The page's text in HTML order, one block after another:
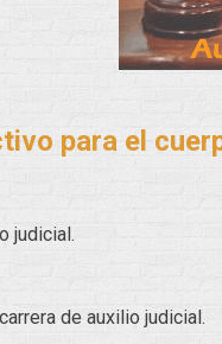
para el
judicial.
de auxilio judicial.